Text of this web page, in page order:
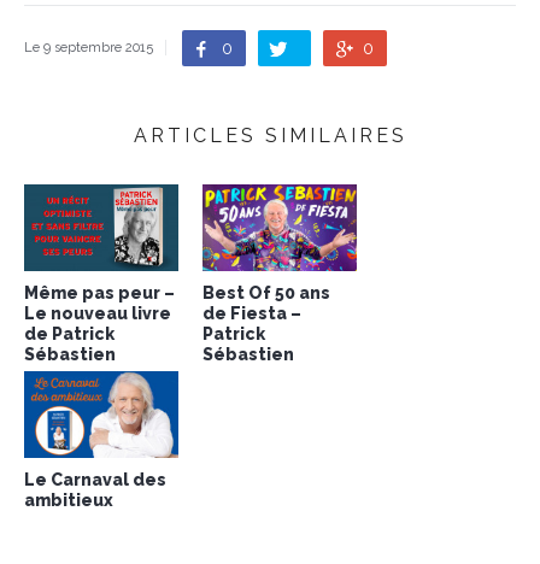
Le 9 septembre 2015 0 0
ARTICLES SIMILAIRES
Même pas peur –
Le nouveau livre
de Patrick
Sébastien
Best Of 50 ans
de Fiesta –
Patrick
Sébastien
Le Carnaval des
ambitieux